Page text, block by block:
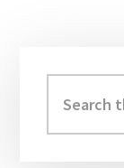
Sidebar
this
website